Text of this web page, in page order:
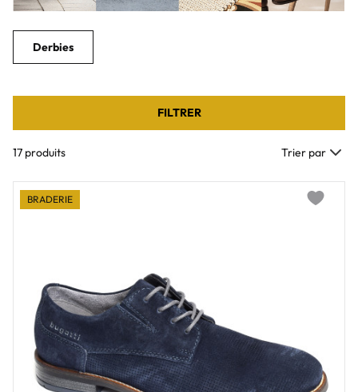
Derbies
FILTRER
17 produits Trier par
BRADERIE